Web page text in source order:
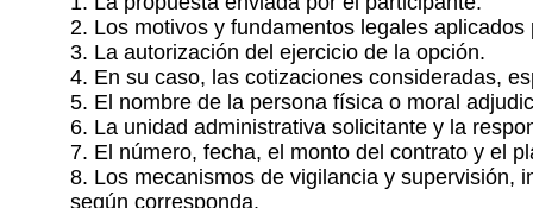
2. Los motivos y fundamentos legales
3. La autorización del ejercicio de la opción.
4. En su caso, las cotizaciones consideradas,
5. El nombre de la persona física o moral
6. La unidad administrativa solicitante y la
7. El número, fecha, el monto del contrato y el
8. Los mecanismos de vigilancia y supervisión,
según corresponda.